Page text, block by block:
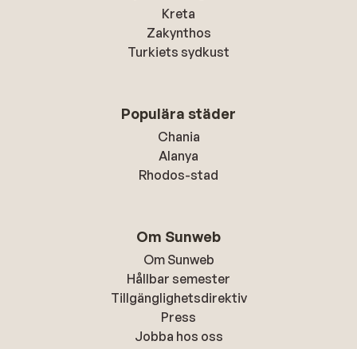
Kreta
Zakynthos
Turkiets sydkust
Populära städer
Chania
Alanya
Rhodos-stad
Om Sunweb
Om Sunweb
Hållbar semester
Tillgänglighetsdirektiv
Press
Jobba hos oss